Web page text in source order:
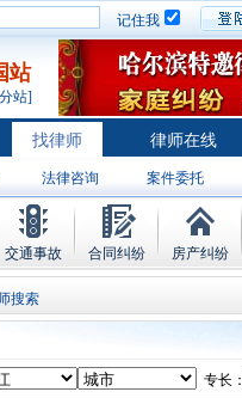
记住我
站
站]
找律师 律师在线
法律咨询 案件委托
交通事故 合同纠纷 房产纠纷
搜索
专长：